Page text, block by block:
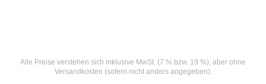
Alle Preise verstehen sich inklusive MwSt. (7 % bzw. 19 %), aber ohne
Versandkosten (sofern nicht anders angegeben).